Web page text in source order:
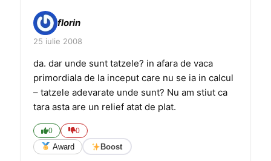
florin
25 iulie 2008
da. dar unde sunt tatzele? in afara de vaca
primordiala de la inceput care nu se ia in calcul
– tatzele adevarate unde sunt? Nu am stiut ca
tara asta are un relief atat de plat.
0 0
Award Boost